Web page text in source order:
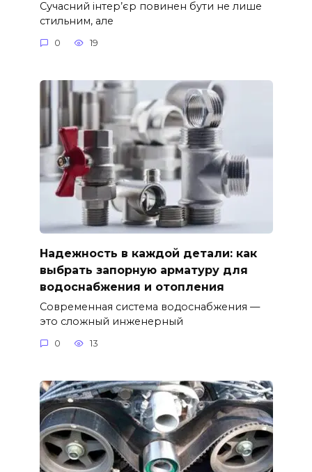
Сучасний інтер’єр повинен бути не лише
стильним, але
0 19
Надежность в каждой детали: как
выбрать запорную арматуру для
водоснабжения и отопления
Современная система водоснабжения —
это сложный инженерный
0 13